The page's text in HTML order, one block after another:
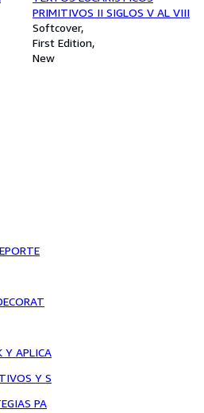
PRIMITIVOS II SIGLOS V AL VIII
Softcover
First Edition
New
Y APLICA
Y S
PA